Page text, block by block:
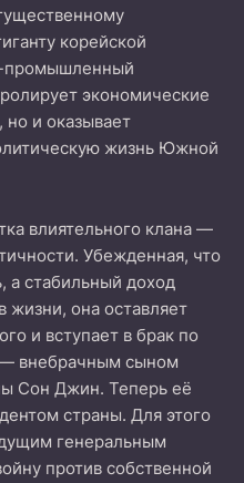
корейской
промышленный
экономические
но и оказывает
жизнь Южной
влиятельного клана —
Убежденная, что
а стабильный доход
жизни, она оставляет
и вступает в брак по
внебрачным сыном
Сон Джин. Теперь её
страны. Для этого
генеральным
против собственной